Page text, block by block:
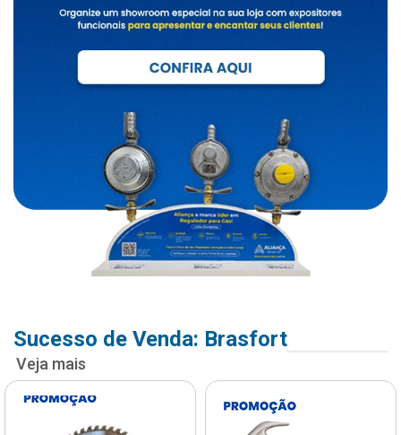
Sucesso de Venda: Brasfort
Veja mais